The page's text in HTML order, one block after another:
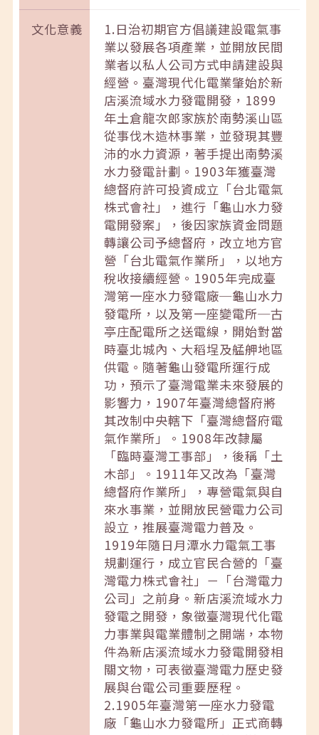
文化意義
1.日治初期官方倡議建設電氣事
業以發展各項產業，並開放民間
業者以私人公司方式申請建設與
經營。臺灣現代化電業肇始於新
店溪流域水力發電開發，1899
年土倉龍次郎家族於南勢溪山區
從事伐木造林事業，並發現其豐
沛的水力資源，著手提出南勢溪
水力發電計劃。1903年獲臺灣
總督府許可投資成立「台北電氣
株式會社」，進行「龜山水力發
電開發案」，後因家族資金問題
轉讓公司予總督府，改立地方官
營「台北電氣作業所」，以地方
稅收接續經營。1905年完成臺
灣第一座水力發電廠─龜山水力
發電所，以及第一座變電所─古
亭庄配電所之送電線，開始對當
時臺北城內、大稻埕及艋舺地區
供電。隨著龜山發電所運行成
功，預示了臺灣電業未來發展的
影響力，1907年臺灣總督府將
其改制中央轄下「臺灣總督府電
氣作業所」。1908年改隸屬
「臨時臺灣工事部」，後稱「土
木部」。1911年又改為「臺灣
總督府作業所」，專營電氣與自
來水事業，並開放民營電力公司
設立，推展臺灣電力普及。
1919年隨日月潭水力電氣工事
規劃運行，成立官民合營的「臺
灣電力株式會社」－「台灣電力
公司」之前身。新店溪流域水力
發電之開發，象徵臺灣現代化電
力事業與電業體制之開端，本物
件為新店溪流域水力發電開發相
關文物，可表徵臺灣電力歷史發
展與台電公司重要歷程。
2.1905年臺灣第一座水力發電
廠「龜山水力發電所」正式商轉